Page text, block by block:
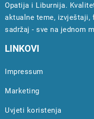
Opatija i Liburnija.
aktualne teme,
sadržaj - sve na jednom
LINKOVI
Impressum
Marketing
Uvjeti koristenja